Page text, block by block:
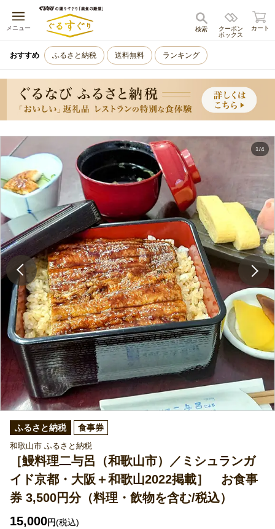
メニュー
キャンセル
クーポン
ボックス
検索 カート
おすすめ ふるさと納税 送料無料 ランキング
1/4
ふるさと納税 食事券
和歌山市 ふるさと納税
［鰻料理二与呂（和歌山市）／ミシュランガ
イド京都・大阪＋和歌山2022掲載］ お食事
券 3,500円分（料理・飲物を含む/税込）
15,000円(税込)